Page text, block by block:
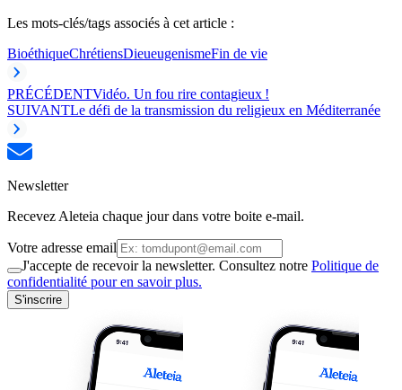
Les mots-clés/tags associés à cet article :
BioéthiqueChrétiensDieueugenismeFin de vie
PRÉCÉDENTVidéo. Un fou rire contagieux !
SUIVANTLe défi de la transmission du religieux en Méditerranée
Newsletter
Recevez Aleteia chaque jour dans votre boite e-mail.
Votre adresse email
J'accepte de recevoir la newsletter. Consultez notre Politique de
confidentialité pour en savoir plus.
S'inscrire